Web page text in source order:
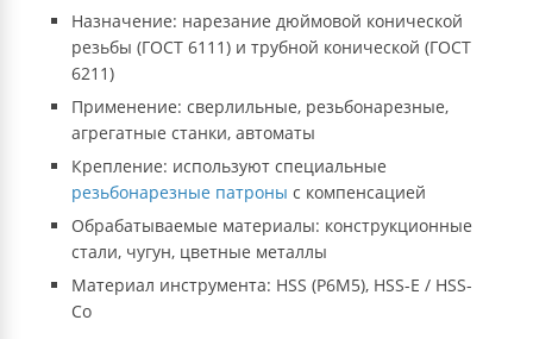
Назначение: нарезание дюймовой конической
резьбы (ГОСТ 6111) и трубной конической (ГОСТ
6211)
Применение: сверлильные, резьбонарезные,
агрегатные станки, автоматы
Крепление: используют специальные
резьбонарезные патроны с компенсацией
Обрабатываемые материалы: конструкционные
стали, чугун, цветные металлы
Материал инструмента: HSS (Р6М5), HSS-E / HSS-
Co